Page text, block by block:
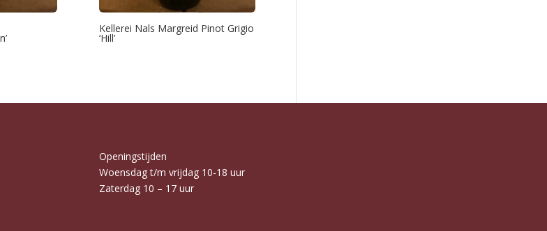
Kellerei Nals Margreid Pinot Grigio
‘Hill’
Openingstijden
Woensdag t/m vrijdag 10-18 uur
Zaterdag 10 – 17 uur